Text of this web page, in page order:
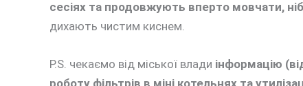
сесіях та продовжують вперто мовчати,
дихають чистим киснем.
P.S. чекаємо від міської влади інформацію
роботу фільтрів в міні котельнях та